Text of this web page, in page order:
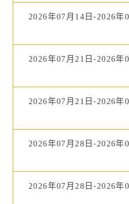
2026年07月14日-2026年
2026年07月21日-2026年
2026年07月21日-2026年
2026年07月28日-2026年
2026年07月28日-2026年